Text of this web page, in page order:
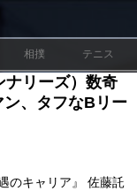
相撲 テニス
ナリーズ）数奇
、タフなBリー
のキャリア』 佐藤託